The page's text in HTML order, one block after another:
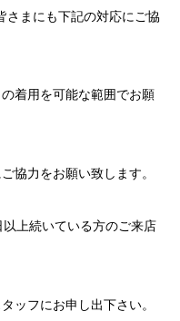
さまにも下記の対応にご協
着用を可能な範囲でお願
協力をお願い致します。
上続いている方のご来店
ッフにお申し出下さい。